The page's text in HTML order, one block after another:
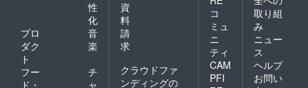
性
化
プロ
ダク
ト
音
楽
フー
ド・
チ
ャ
資
料
請
求
クラウドファ
ンディングの
コ
ミュ
ニ
ティ
CAM
PFI
取り組
み
ニュー
ス
ヘルプ
お問い